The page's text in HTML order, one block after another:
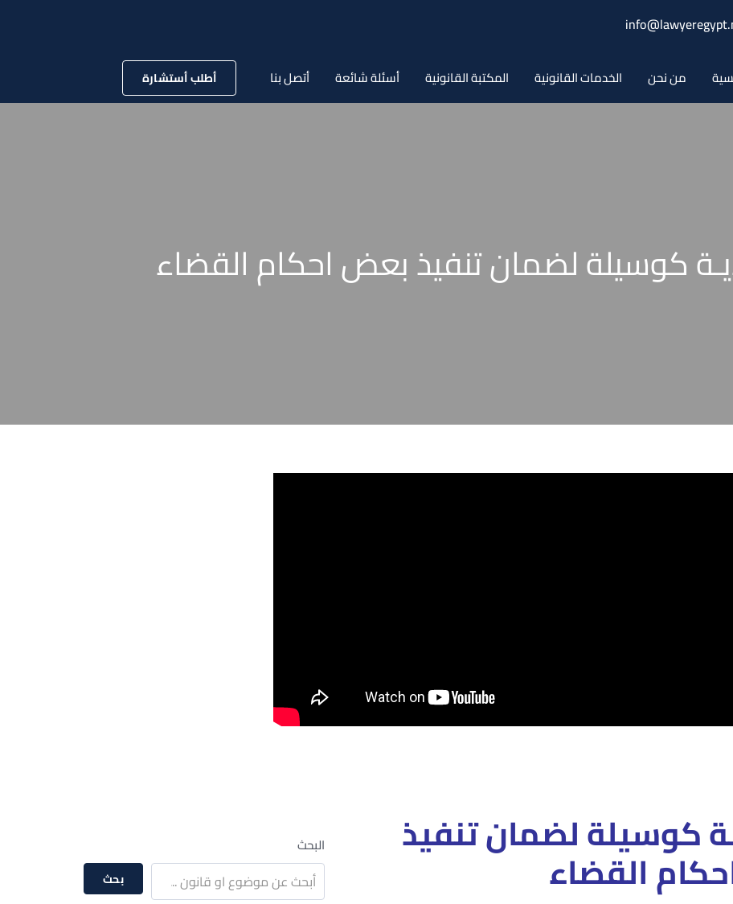
من نحن الخدمات القانونية المكتبة القانونية أسئلة شائعة أتصل بنا أطلب أستشارة
كوسيلة لضمان تنفيذ بعض احكام القضاء
كوسيلة لضمان تنفيذ
القضاء البحث
بحث